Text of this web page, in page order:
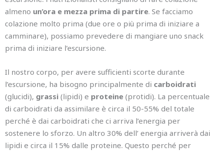
almeno un’ora e mezza prima di partire. Se facciamo
colazione molto prima (due ore o più prima di iniziare a
camminare), possiamo prevedere di mangiare uno snack
prima di iniziare l’escursione.
Il nostro corpo, per avere sufficienti scorte durante
l’escursione, ha bisogno principalmente di carboidrati
(glucidi), grassi (lipidi) e proteine (protidi). La percentuale
di carboidrati da assimilare è circa il 50-55% del totale
perché è dai carboidrati che ci arriva l’energia per
sostenere lo sforzo. Un altro 30% dell’ energia arriverà dai
lipidi e circa il 15% dalle proteine. Questo perché per